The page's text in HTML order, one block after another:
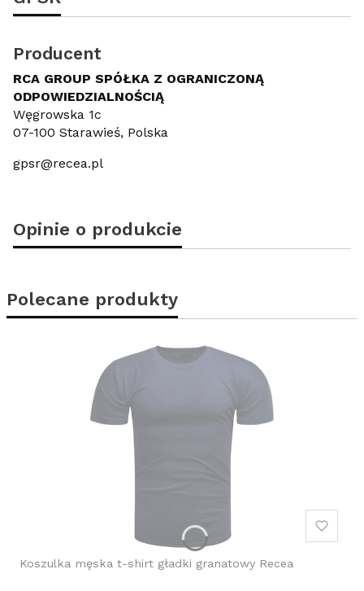
Producent
RCA GROUP SPÓŁKA Z OGRANICZONĄ
ODPOWIEDZIALNOŚCIĄ
Węgrowska 1c
07-100 Starawieś, Polska
gpsr@recea.pl
Opinie o produkcie
Polecane produkty
Koszulka męska t-shirt gładki granatowy Recea